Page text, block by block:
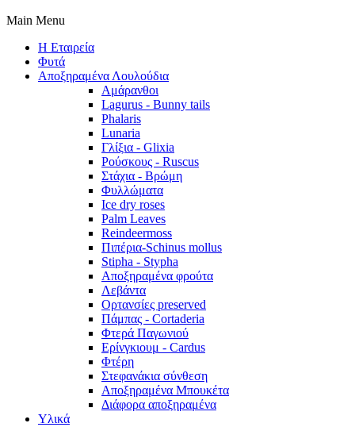
Main Menu
Η Εταιρεία
Φυτά
Αποξηραμένα Λουλούδια
Αμάρανθοι
Lagurus - Bunny tails
Phalaris
Lunaria
Γλίξια - Glixia
Ρούσκους - Ruscus
Στάχια - Βρώμη
Φυλλώματα
Ice dry roses
Palm Leaves
Reindeermoss
Πιπέρια-Schinus mollus
Stipha - Stypha
Αποξηραμένα φρούτα
Λεβάντα
Ορτανσίες preserved
Πάμπας - Cortaderia
Φτερά Παγωνιού
Ερίνγκιουμ - Cardus
Φτέρη
Στεφανάκια σύνθεση
Αποξηραμένα Μπουκέτα
Διάφορα αποξηραμένα
Υλικά